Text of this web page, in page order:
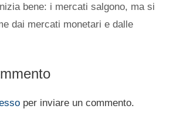
bene: i mercati salgono, ma si
dai mercati monetari e dalle
per inviare un commento.